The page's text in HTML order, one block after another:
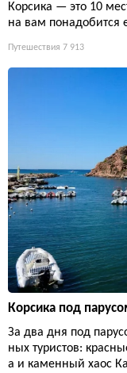
Корсика — это 10
на вам понадобится
Путешествия 7 913
Корсика под
За два дня под
ных туристов:
а и каменный хаос